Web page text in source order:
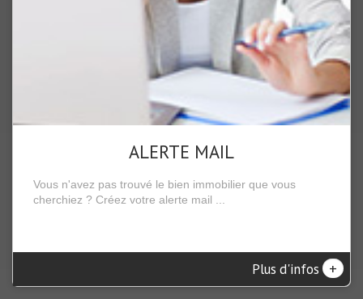
ALERTE MAIL
Vous n'avez pas trouvé le bien immobilier que vous
cherchiez ? Créez votre alerte mail ...
Plus d'infos +